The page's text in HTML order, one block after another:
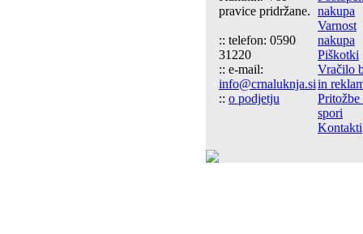
pravice pridržane.
:: telefon: 0590
31220
:: e-mail:
info@crnaluknja.si
:: o podjetju
nakupa
Varnost
nakupa
Piškotki
Vračilo
in
Pritožbe
spori
Kontakti